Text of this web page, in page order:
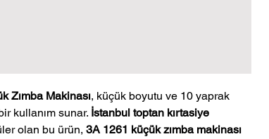
Zımba Makinası, küçük boyutu ve 10 yaprak
kullanım sunar. İstanbul toptan kırtasiye
olan bu ürün, 3A 1261 küçük zımba makinası